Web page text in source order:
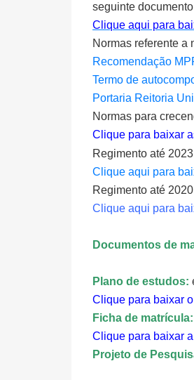
seguinte
Clique aqui para
Normas referente a
Recomendação
Termo de
Portaria Reitoria
Normas para
Clique para baixar
Regimento até
Clique aqui para
Regimento até
Clique aqui para
Documentos de
Plano de estudos:
Clique para baixar
Ficha de matrícula:
Clique para baixar
Projeto de